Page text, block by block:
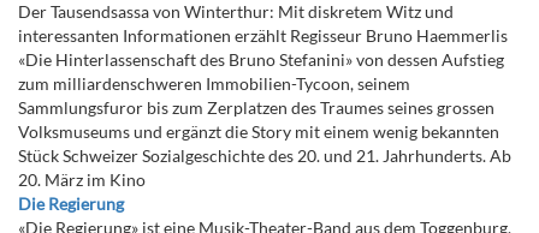
Der Tausendsassa von Winterthur: Mit diskretem Witz und
interessanten Informationen erzählt Regisseur Bruno Haemmerlis
«Die Hinterlassenschaft des Bruno Stefanini» von dessen Aufstieg
zum milliardenschweren Immobilien-Tycoon, seinem
Sammlungsfuror bis zum Zerplatzen des Traumes seines grossen
Volksmuseums und ergänzt die Story mit einem wenig bekannten
Stück Schweizer Sozialgeschichte des 20. und 21. Jahrhunderts. Ab
20. März im Kino
Die Regierung
«Die Regierung» ist eine Musik-Theater-Band aus dem Toggenburg,